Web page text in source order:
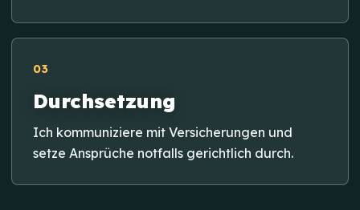
03
Durchsetzung
Ich kommuniziere mit Versicherungen und
setze Ansprüche notfalls gerichtlich durch.